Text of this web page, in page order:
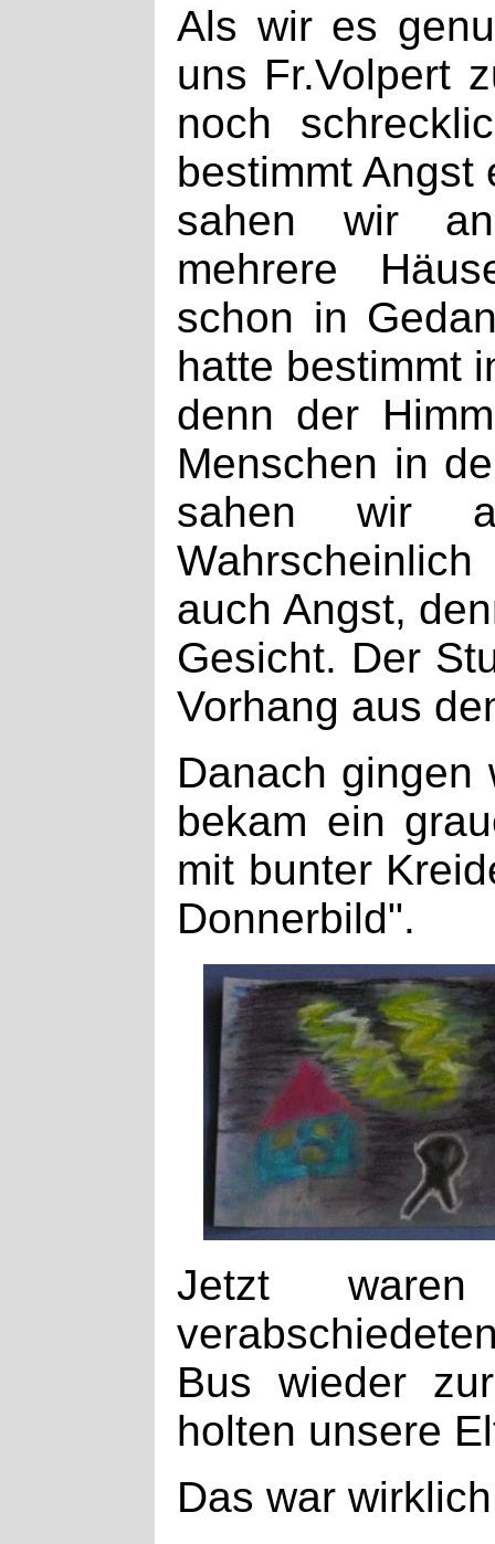
Als wir es
uns Fr.Volpert
noch
bestimmt Angst
sahen wir
mehrere
schon in
hatte bestimmt
denn der
Menschen in
sahen wir
auch Angst,
Gesicht. Der
Vorhang aus
Danach gingen
bekam ein
mit bunter
Donnerbild".
Jetzt
Bus wieder
holten unsere
Das war